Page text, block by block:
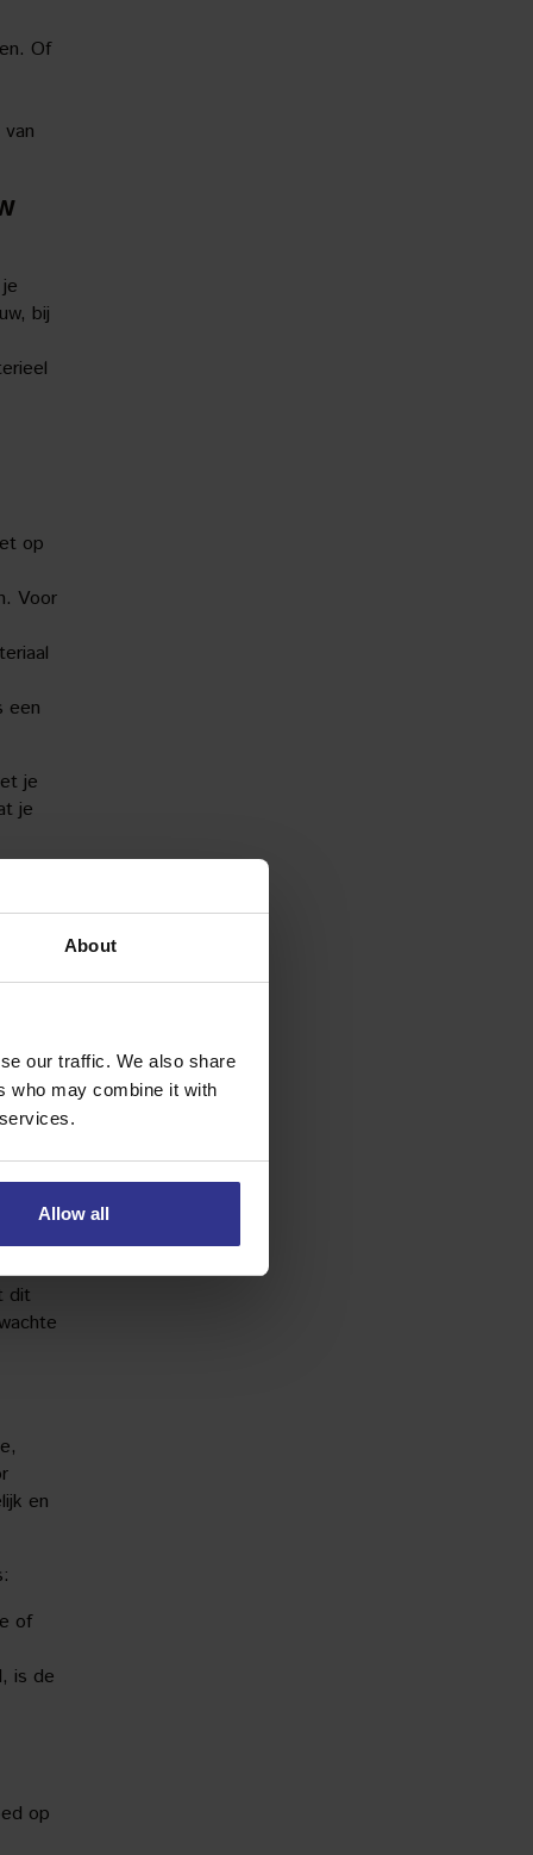
About
our traffic. We also share
who may combine it with
Allow all
Of
bij
op
Voor
een
je
je
dit
en
of
is de
op